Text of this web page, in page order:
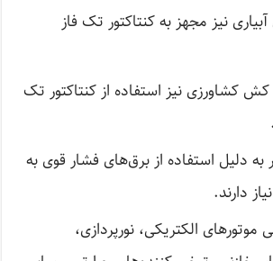
نیز مجهز به کنتاکتور تک فاز
کشاورزی نیز استفاده از کنتاکتور تک
به دلیل استفاده از برق‌های فشار قوی به
دارند.
الکتریکی، نورپردازی،